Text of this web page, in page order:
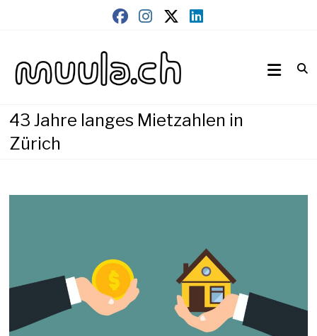
muula.ch
43 Jahre langes Mietzahlen in
Zürich